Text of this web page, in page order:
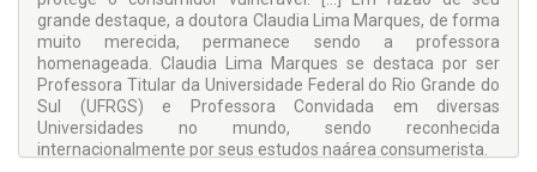
grande destaque, a doutora Claudia Lima Marques, de forma
muito merecida, permanece sendo a professora
homenageada. Claudia Lima Marques se destaca por ser
Professora Titular da Universidade Federal do Rio Grande do
Sul (UFRGS) e Professora Convidada em diversas
Universidades no mundo, sendo reconhecida
internacionalmente por seus estudos naárea consumerista.